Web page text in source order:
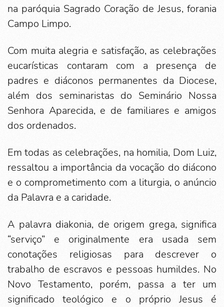
na paróquia Sagrado Coração de Jesus, forania
Campo Limpo.
Com muita alegria e satisfação, as celebrações
eucarísticas contaram com a presença de
padres e diáconos permanentes da Diocese,
além dos seminaristas do Seminário Nossa
Senhora Aparecida, e de familiares e amigos
dos ordenados.
Em todas as celebrações, na homilia, Dom Luiz,
ressaltou a importância da vocação do diácono
e o comprometimento com a liturgia, o anúncio
da Palavra e a caridade.
A palavra diakonia, de origem grega, significa
“serviço” e originalmente era usada sem
conotações religiosas para descrever o
trabalho de escravos e pessoas humildes. No
Novo Testamento, porém, passa a ter um
significado teológico e o próprio Jesus é